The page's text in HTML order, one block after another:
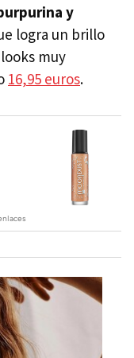
y
logra un brillo
muy
16,95 euros.